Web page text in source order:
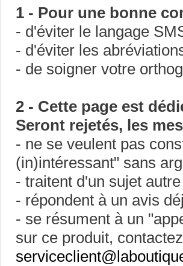
1 - Pour une bonne
- d'éviter le langage
- d'éviter les
- de soigner votre
2 - Cette page est
Seront rejetés, les
- ne se veulent pas
(in)intéressant" sans
- traitent d'un sujet
- répondent à un avis
- se résument à un
sur ce produit,